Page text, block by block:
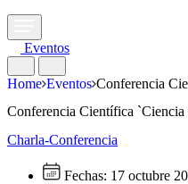
Eventos
Home Eventos Conferencia
Conferencia Científica `Ciencia
Charla-Conferencia
Fechas: 17 octubre